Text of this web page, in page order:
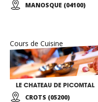
MANOSQUE (04100)
Cours de Cuisine
LE CHATEAU DE PICOMTAL
CROTS (05200)